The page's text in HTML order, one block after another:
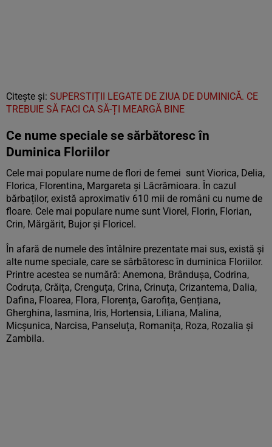
Citește și: SUPERSTIȚII LEGATE DE ZIUA DE DUMINICĂ. CE
TREBUIE SĂ FACI CA SĂ-ȚI MEARGĂ BINE
Ce nume speciale se sărbătoresc în
Duminica Floriilor
Cele mai populare nume de flori de femei sunt Viorica, Delia,
Florica, Florentina, Margareta și Lăcrămioara. În cazul
bărbaților, există aproximativ 610 mii de români cu nume de
floare. Cele mai populare nume sunt Viorel, Florin, Florian,
Crin, Mărgărit, Bujor și Floricel.
În afară de numele des întâlnire prezentate mai sus, există și
alte nume speciale, care se sârbătoresc în duminica Floriilor.
Printre acestea se numără: Anemona, Brândușa, Codrina,
Codruța, Crăița, Crenguța, Crina, Crinuța, Crizantema, Dalia,
Dafina, Floarea, Flora, Florența, Garofița, Gențiana,
Gherghina, Iasmina, Iris, Hortensia, Liliana, Malina,
Micșunica, Narcisa, Panseluța, Romanița, Roza, Rozalia și
Zambila.